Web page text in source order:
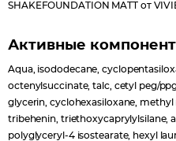
SHAKEFOUNDATION MATT от
Активные
Aqua, isododecane,
octenylsuccinate, talc, cetyl peg/
glycerin, cyclohexasiloxane,
tribehenin, triethoxycaprylylsilane,
polyglyceryl-4 isostearate, hexyl